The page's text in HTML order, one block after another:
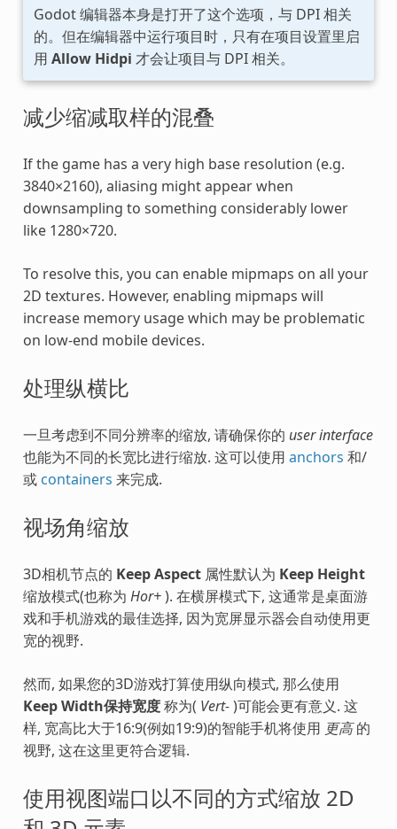
Godot 编辑器本身是打开了这个选项，与 DPI 相关
的。但在编辑器中运行项目时，只有在项目设置里启
用 Allow Hidpi 才会让项目与 DPI 相关。
减少缩减取样的混叠
If the game has a very high base resolution (e.g.
3840×2160), aliasing might appear when
downsampling to something considerably lower
like 1280×720.
To resolve this, you can enable mipmaps on all your
2D textures. However, enabling mipmaps will
increase memory usage which may be problematic
on low-end mobile devices.
处理纵横比
一旦考虑到不同分辨率的缩放, 请确保你的 user interface
也能为不同的长宽比进行缩放. 这可以使用 anchors 和/
或 containers 来完成.
视场角缩放
3D相机节点的 Keep Aspect属性默认为 Keep Height
缩放模式(也称为 Hor+). 在横屏模式下, 这通常是桌面游
戏和手机游戏的最佳选择, 因为宽屏显示器会自动使用更
宽的视野.
然而, 如果您的3D游戏打算使用纵向模式, 那么使用
Keep Width保持宽度称为( Vert-)可能会更有意义. 这
样, 宽高比大于16:9(例如19:9)的智能手机将使用 更高的
视野, 这在这里更符合逻辑.
使用视图端口以不同的方式缩放 2D